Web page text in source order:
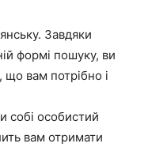
Завдяки
формі пошуку, ви
вам потрібно і
собі особистий
вам отримати